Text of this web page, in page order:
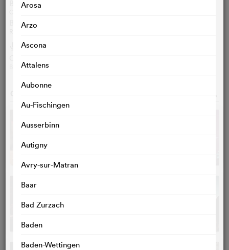
Arosa
Arzo
Ascona
Attalens
Aubonne
Au-Fischingen
Ausserbinn
Autigny
Avry-sur-Matran
Baar
Bad Zurzach
Baden
Baden-Wettingen
Besprechung 20minutes
Besprechung Le Parisien
Gesprochen
On Judy Garland's 1969 London concerts
BBC / EN / 50‘12‘‘
GALERIE o